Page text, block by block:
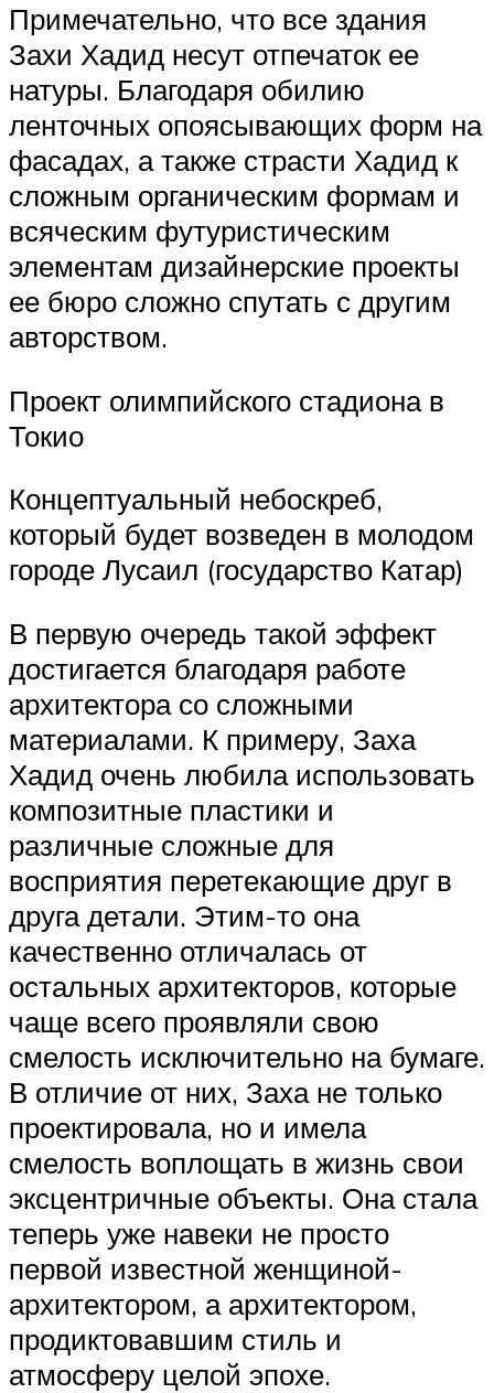
Примечательно, что все здания
Захи Хадид несут отпечаток ее
натуры. Благодаря обилию
ленточных опоясывающих форм на
фасадах, а также страсти Хадид к
сложным органическим формам и
всяческим футуристическим
элементам дизайнерские проекты
ее бюро сложно спутать с другим
авторством.
Проект олимпийского стадиона в
Токио
Концептуальный небоскреб,
который будет возведен в молодом
городе Лусаил (государство Катар)
В первую очередь такой эффект
достигается благодаря работе
архитектора со сложными
материалами. К примеру, Заха
Хадид очень любила использовать
композитные пластики и
различные сложные для
восприятия перетекающие друг в
друга детали. Этим-то она
качественно отличалась от
остальных архитекторов, которые
чаще всего проявляли свою
смелость исключительно на бумаге.
В отличие от них, Заха не только
проектировала, но и имела
смелость воплощать в жизнь свои
эксцентричные объекты. Она стала
теперь уже навеки не просто
первой известной женщиной-
архитектором, а архитектором,
продиктовавшим стиль и
атмосферу целой эпохе.